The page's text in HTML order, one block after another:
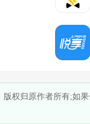
权归原作者所有;如